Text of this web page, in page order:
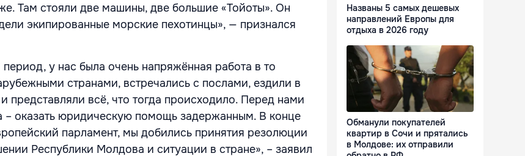
Там стояли две машины, две большие «Тойоты». Он
экипированные морские пехотинцы», — признался
у нас была очень напряжённая работа в то
странами, встречались с послами, ездили в
представляли всё, что тогда происходило. Перед нами
– оказать юридическую помощь задержанным. В конце
парламент, мы добились принятия резолюции
Республики Молдова и ситуации в стране», – заявил
Названы 5 самых дешевых
направлений Европы для
отдыха в 2026 году
Обманули покупателей
квартир в Сочи и прятались
в Молдове: их отправили